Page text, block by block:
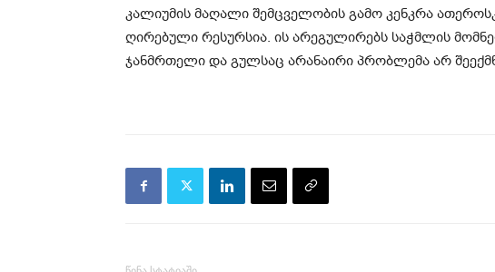
კალიუმის მაღალი შემცველობის გამო კენკრა
ღირებული რესურსია. ის არეგულირებს საჭმლის
ჯანმრთელი და გულსაც არანაირი პრობლემა არ